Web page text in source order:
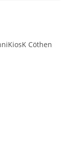
Cöthen